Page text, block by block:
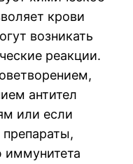
крови
возникать
реакции.
антител
или если